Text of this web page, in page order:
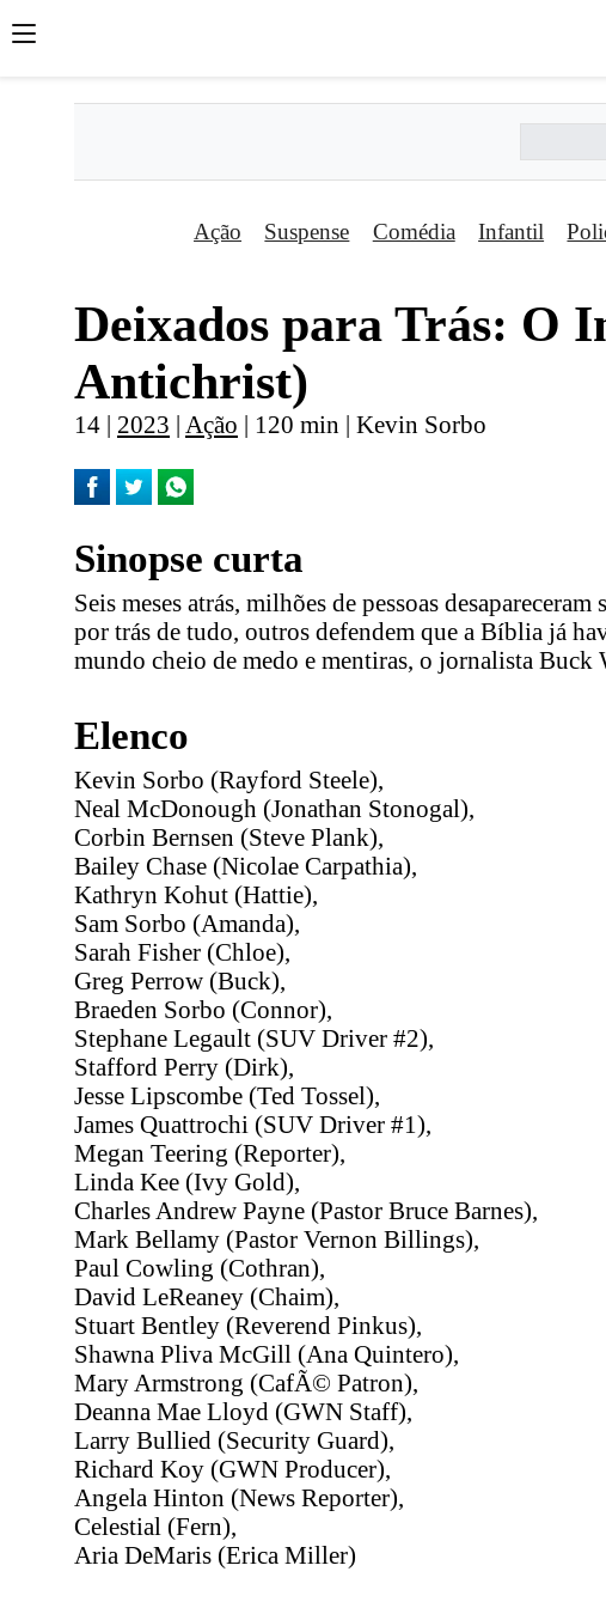
Ação Suspense Comédia Infantil
Deixados para Trás: O
Antichrist)
14 | 2023 | Ação | 120 min | Kevin Sorbo
Sinopse curta
Seis meses atrás, milhões de pessoas
por trás de tudo, outros defendem que a Bíblia já
mundo cheio de medo e mentiras, o jornalista Buck
Elenco
Kevin Sorbo (Rayford Steele),
Neal McDonough (Jonathan Stonogal),
Corbin Bernsen (Steve Plank),
Bailey Chase (Nicolae Carpathia),
Kathryn Kohut (Hattie),
Sam Sorbo (Amanda),
Sarah Fisher (Chloe),
Greg Perrow (Buck),
Braeden Sorbo (Connor),
Stephane Legault (SUV Driver #2),
Stafford Perry (Dirk),
Jesse Lipscombe (Ted Tossel),
James Quattrochi (SUV Driver #1),
Megan Teering (Reporter),
Linda Kee (Ivy Gold),
Charles Andrew Payne (Pastor Bruce Barnes),
Mark Bellamy (Pastor Vernon Billings),
Paul Cowling (Cothran),
David LeReaney (Chaim),
Stuart Bentley (Reverend Pinkus),
Shawna Pliva McGill (Ana Quintero),
Mary Armstrong (CafÃ© Patron),
Deanna Mae Lloyd (GWN Staff),
Larry Bullied (Security Guard),
Richard Koy (GWN Producer),
Angela Hinton (News Reporter),
Celestial (Fern),
Aria DeMaris (Erica Miller)